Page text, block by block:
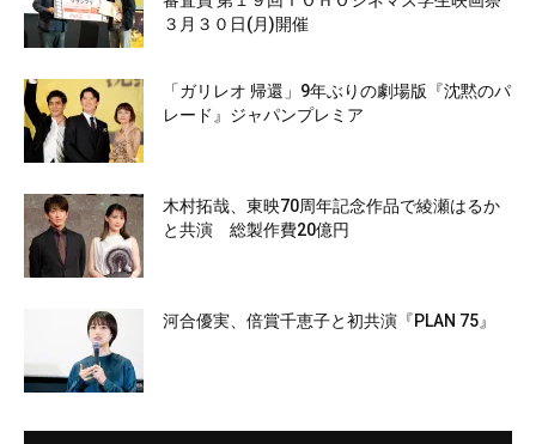
３月３０日(月)開催
「ガリレオ 帰還」9年ぶりの劇場版『沈黙のパ
レード』ジャパンプレミア
木村拓哉、東映70周年記念作品で綾瀬はるか
と共演 総製作費20億円
河合優実、倍賞千恵子と初共演『PLAN 75』